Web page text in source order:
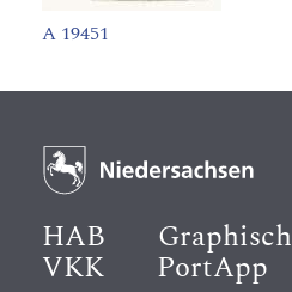
A 19451
HAB
VKK PortApp